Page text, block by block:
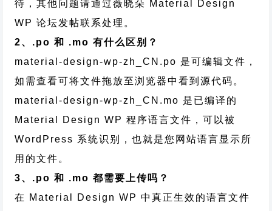
待，其他问题请通过薇晓朵 Material Design
WP 论坛发帖联系处理。
2、.po 和 .mo 有什么区别？
material-design-wp-zh_CN.po 是可编辑文件，
如需查看可将文件拖放至浏览器中看到源代码。
material-design-wp-zh_CN.mo 是已编译的
Material Design WP 程序语言文件，可以被
WordPress 系统识别，也就是您网站语言显示所
用的文件。
3、.po 和 .mo 都需要上传吗？
在 Material Design WP 中真正生效的语言文件